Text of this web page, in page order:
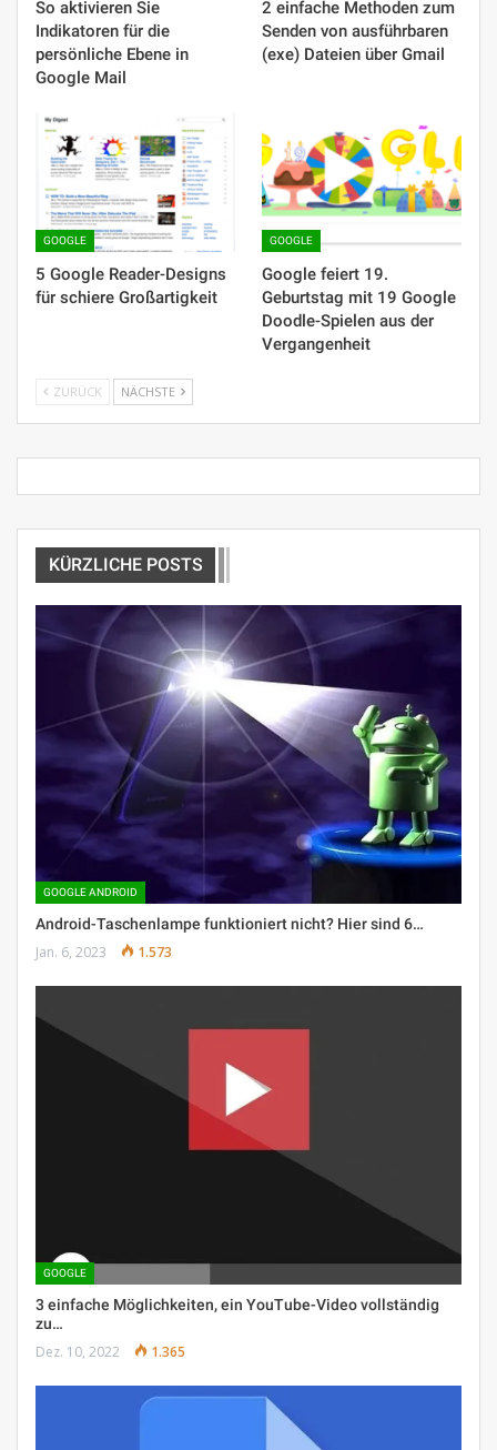
So aktivieren Sie
Indikatoren für die
persönliche Ebene in
Google Mail
2 einfache Methoden zum
Senden von ausführbaren
(exe) Dateien über Gmail
GOOGLE
5 Google Reader-Designs
für schiere Großartigkeit
GOOGLE
Google feiert 19.
Geburtstag mit 19 Google
Doodle-Spielen aus der
Vergangenheit
ZURÜCK NÄCHSTE
KÜRZLICHE POSTS
GOOGLE ANDROID
Android-Taschenlampe funktioniert nicht? Hier sind 6…
Jan. 6, 2023 1.573
GOOGLE
3 einfache Möglichkeiten, ein YouTube-Video vollständig
zu…
Dez. 10, 2022 1.365